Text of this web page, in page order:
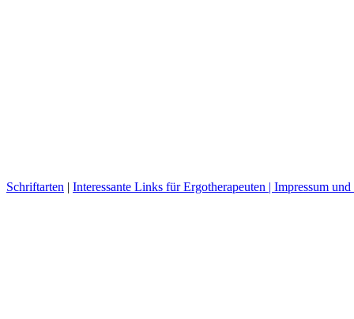
Schriftarten | Interessante Links für Ergotherapeuten | Impressum